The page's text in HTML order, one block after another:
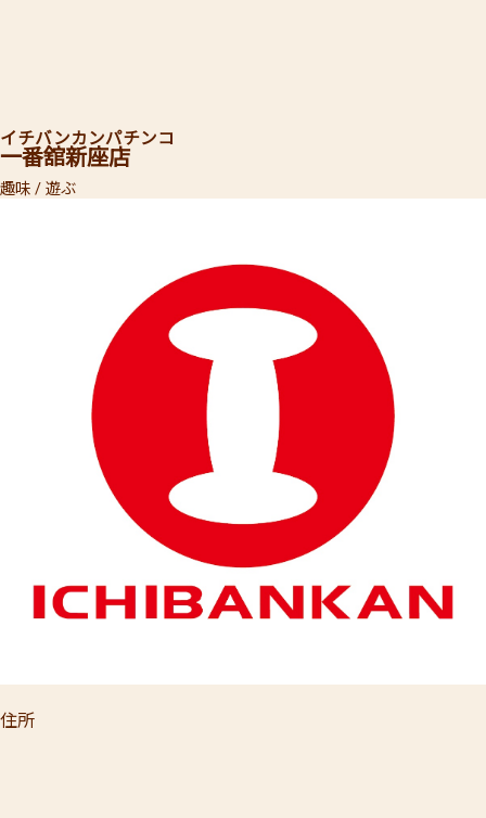
一番舘新座店
イチバンカンパチンコ
趣味 / 遊ぶ
住所